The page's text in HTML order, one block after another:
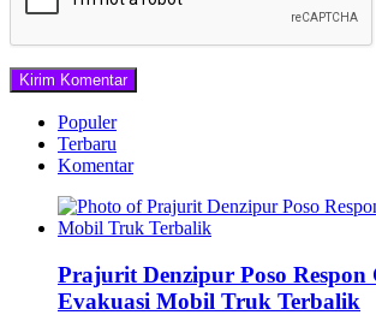
Populer
Terbaru
Komentar
Prajurit Denzipur Poso Respon
Evakuasi Mobil Truk Terbalik